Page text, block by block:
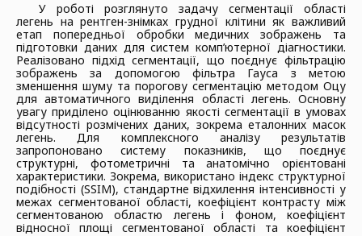
У роботі розглянуто задачу сегментації області
легень на рентген-знімках грудної клітини як важливий
етап попередньої обробки медичних зображень та
підготовки даних для систем комп’ютерної діагностики.
Реалізовано підхід сегментації, що поєднує фільтрацію
зображень за допомогою фільтра Гауса з метою
зменшення шуму та порогову сегментацію методом Оцу
для автоматичного виділення області легень. Основну
увагу приділено оцінюванню якості сегментації в умовах
відсутності розмічених даних, зокрема еталонних масок
легень. Для комплексного аналізу результатів
запропоновано систему показників, що поєднує
структурні, фотометричні та анатомічно орієнтовані
характеристики. Зокрема, використано індекс структурної
подібності (SSIM), стандартне відхилення інтенсивності у
межах сегментованої області, коефіцієнт контрасту між
сегментованою областю легень і фоном, коефіцієнт
відносної площі сегментованої області та коефіцієнт